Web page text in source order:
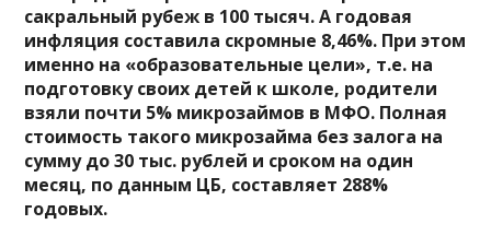
сакральный рубеж в 100 тысяч. А годовая
инфляция составила скромные 8,46%. При этом
именно на «образовательные цели», т.е. на
подготовку своих детей к школе, родители
взяли почти 5% микрозаймов в МФО. Полная
стоимость такого микрозайма без залога на
сумму до 30 тыс. рублей и сроком на один
месяц, по данным ЦБ, составляет 288%
годовых.